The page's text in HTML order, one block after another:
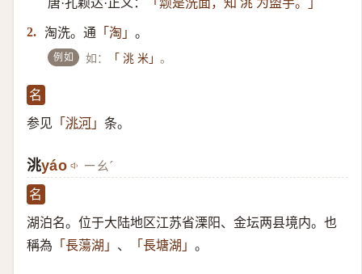
唐·孔颖达·正义：
「颒是洗面，知 洮 为盥手。」
2. 淘洗。通 「淘」 。
例如 如： 「 洮 米」。
名
参见 「 洮河 」 条。
洮yáo ㄧㄠˊ
名
湖泊名。位于大陆地区江苏省溧阳、金坛两县境内。也
稱為 「長蕩湖」 、 「長塘湖」 。